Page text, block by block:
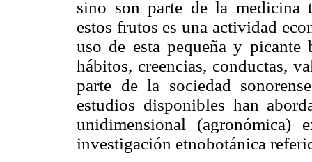
sino son parte de la medicina
estos frutos es una actividad
uso de esta pequeña y picante
hábitos, creencias, conductas,
parte de la sociedad
estudios disponibles han
unidimensional (agronómica)
investigación etnobotánica